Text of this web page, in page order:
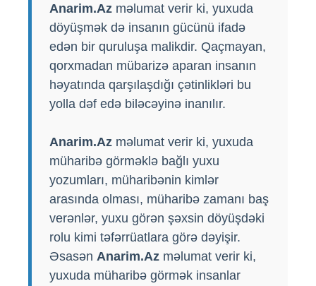
Anarim.Az məlumat verir ki, yuxuda
döyüşmək də insanın gücünü ifadə
edən bir quruluşa malikdir. Qaçmayan,
qorxmadan mübarizə aparan insanın
həyatında qarşılaşdığı çətinlikləri bu
yolla dəf edə biləcəyinə inanılır.
Anarim.Az məlumat verir ki, yuxuda
müharibə görməklə bağlı yuxu
yozumları, müharibənin kimlər
arasında olması, müharibə zamanı baş
verənlər, yuxu görən şəxsin döyüşdəki
rolu kimi təfərrüatlara görə dəyişir.
Əsasən Anarim.Az məlumat verir ki,
yuxuda müharibə görmək insanlar